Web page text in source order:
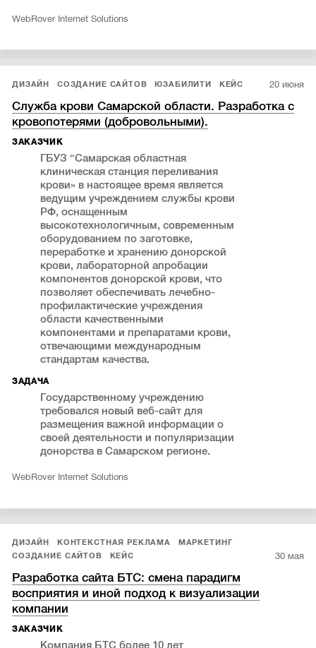
WebRover Internet Solutions
ДИЗАЙН СОЗДАНИЕ САЙТОВ ЮЗАБИЛИТИ КЕЙС 20 июня
Служба крови Самарской области. Разработка с
кровопотерями (добровольными).
ЗАКАЗЧИК
ГБУЗ “Самарская областная
клиническая станция переливания
крови» в настоящее время является
ведущим учреждением службы крови
РФ, оснащенным
высокотехнологичным, современным
оборудованием по заготовке,
переработке и хранению донорской
крови, лабораторной апробации
компонентов донорской крови, что
позволяет обеспечивать лечебно-
профилактические учреждения
области качественными
компонентами и препаратами крови,
отвечающими международным
стандартам качества.
ЗАДАЧА
Государственному учреждению
требовался новый веб-сайт для
размещения важной информации о
своей деятельности и популяризации
донорства в Самарском регионе.
WebRover Internet Solutions
ДИЗАЙН КОНТЕКСТНАЯ РЕКЛАМА
МАРКЕТИНГ
СОЗДАНИЕ САЙТОВ
КЕЙС 30 мая
Разработка сайта БТС: смена парадигм
восприятия и иной подход к визуализации
компании
ЗАКАЗЧИК
Компания БТС более 10 лет